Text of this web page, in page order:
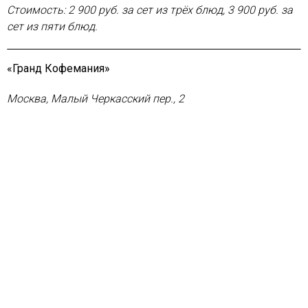
Стоимость: 2 900 руб. за сет из трёх блюд, 3 900 руб. за
сет из пяти блюд.
«Гранд Кофемания»
Москва, Малый Черкасский пер., 2